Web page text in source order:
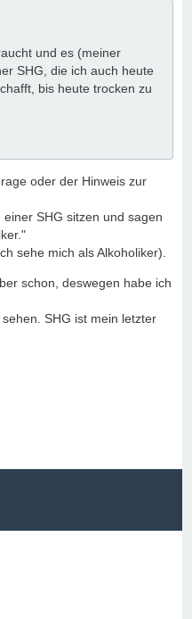
und es (meiner
SHG, die ich auch heute
bis heute trocken zu
oder der Hinweis zur
SHG sitzen und sagen
sehe mich als Alkoholiker).
schon, deswegen habe ich
SHG ist mein letzter